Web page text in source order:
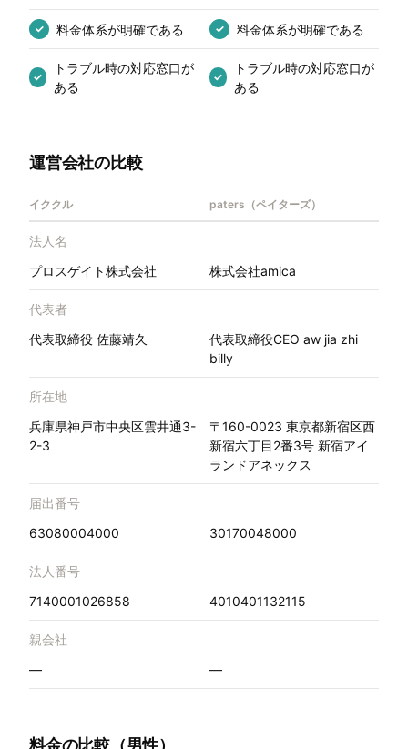
✓ 料金体系が明確である ✓ 料金体系が明確である
✓
トラブル時の対応窓口が
ある
✓
トラブル時の対応窓口が
ある
運営会社の比較
イククル paters（ペイターズ）
法人名
プロスゲイト株式会社
株式会社amica
代表者
代表取締役 佐藤靖久
代表取締役CEO aw jia zhi
billy
所在地
兵庫県神戸市中央区雲井通3-
2-3
〒160-0023 東京都新宿区西
新宿六丁目2番3号 新宿アイ
ランドアネックス
届出番号
63080004000
30170048000
法人番号
7140001026858
4010401132115
親会社
—
—